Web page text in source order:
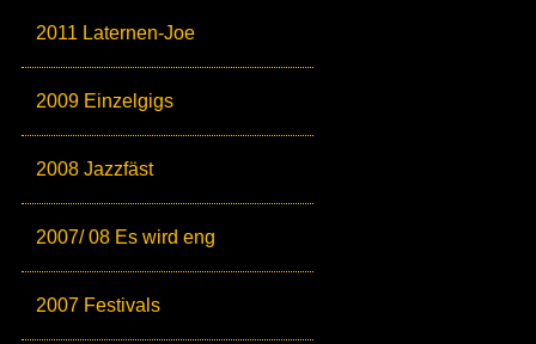
2011 Laternen-Joe
2009 Einzelgigs
2008 Jazzfäst
2007/ 08 Es wird eng
2007 Festivals